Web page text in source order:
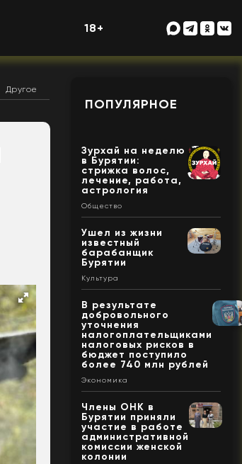
18+
Другое
ПОПУЛЯРНОЕ
Зурхай на неделю
в Бурятии:
стрижка волос,
лечение, работа,
астрология
Общество
Ушел из жизни
известный
барабанщик
Бурятии
Культура
В результате
добровольного
уточнения
налогоплательщиками
налоговых рисков в
бюджет поступило
более 740 млн рублей
Экономика
Члены ОНК в
Бурятии приняли
участие в работе
административной
комиссии женской
колонии